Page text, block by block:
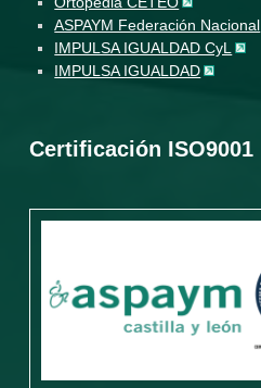
ASPAYM Federación Nacional
IMPULSA IGUALDAD CyL
IMPULSA IGUALDAD
Certificación ISO9001